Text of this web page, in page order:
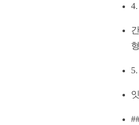
4.
5.